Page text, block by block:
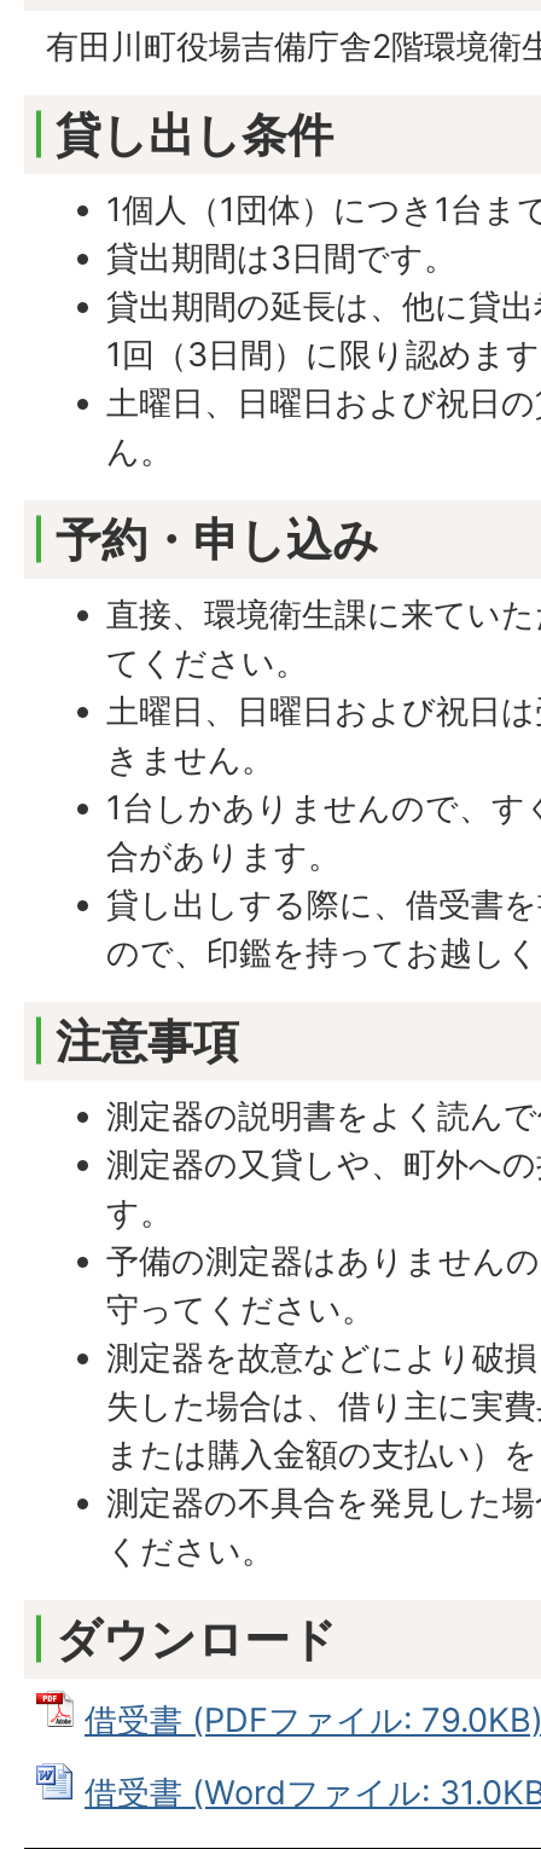
有田川町役場吉備庁舎2階環境衛
貸し出し条件
1個人（1団体）につき1台ま
貸出期間は3日間です。
貸出期間の延長は、他に貸
1回（3日間）に限り認めま
土曜日、日曜日および祝日
ん。
予約・申し込み
直接、環境衛生課に来てい
てください。
土曜日、日曜日および祝日
きません。
1台しかありませんので、
合があります。
貸し出しする際に、借受書
ので、印鑑を持ってお越し
注意事項
測定器の説明書をよく読ん
測定器の又貸しや、町外へ
す。
予備の測定器はありません
守ってください。
測定器を故意などにより破
失した場合は、借り主に実
または購入金額の支払い）
測定器の不具合を発見した
ください。
ダウンロード
借受書 (PDFファイル:
借受書 (Wordファイル: